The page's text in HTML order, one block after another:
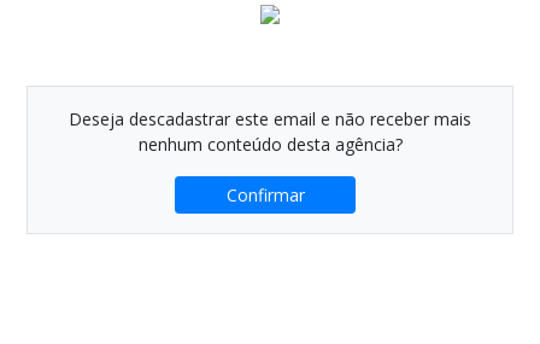
Deseja descadastrar este email e não receber mais
nenhum conteúdo desta agência?
Confirmar